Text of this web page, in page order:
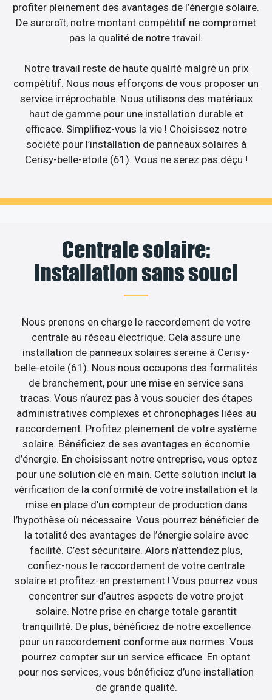
profiter pleinement des avantages de l’énergie solaire.
De surcroît, notre montant compétitif ne compromet
pas la qualité de notre travail.
Notre travail reste de haute qualité malgré un prix
compétitif. Nous nous efforçons de vous proposer un
service irréprochable. Nous utilisons des matériaux
haut de gamme pour une installation durable et
efficace. Simplifiez-vous la vie ! Choisissez notre
société pour l’installation de panneaux solaires à
Cerisy-belle-etoile (61). Vous ne serez pas déçu !
Centrale solaire:
installation sans souci
Nous prenons en charge le raccordement de votre
centrale au réseau électrique. Cela assure une
installation de panneaux solaires sereine à Cerisy-
belle-etoile (61). Nous nous occupons des formalités
de branchement, pour une mise en service sans
tracas. Vous n’aurez pas à vous soucier des étapes
administratives complexes et chronophages liées au
raccordement. Profitez pleinement de votre système
solaire. Bénéficiez de ses avantages en économie
d’énergie. En choisissant notre entreprise, vous optez
pour une solution clé en main. Cette solution inclut la
vérification de la conformité de votre installation et la
mise en place d’un compteur de production dans
l’hypothèse où nécessaire. Vous pourrez bénéficier de
la totalité des avantages de l’énergie solaire avec
facilité. C’est sécuritaire. Alors n’attendez plus,
confiez-nous le raccordement de votre centrale
solaire et profitez-en prestement ! Vous pourrez vous
concentrer sur d’autres aspects de votre projet
solaire. Notre prise en charge totale garantit
tranquillité. De plus, bénéficiez de notre excellence
pour un raccordement conforme aux normes. Vous
pourrez compter sur un service efficace. En optant
pour nos services, vous bénéficiez d’une installation
de grande qualité.